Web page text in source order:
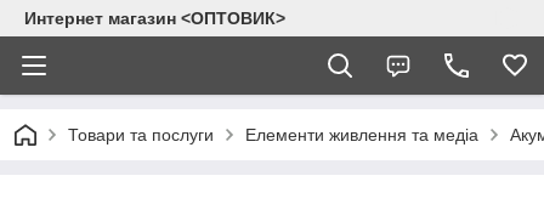
Интернет магазин <ОПТОВИК>
Товари та послуги Елементи живлення та медіа